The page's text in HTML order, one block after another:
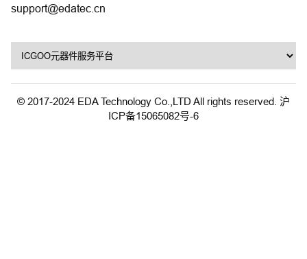
support@edatec.cn
© 2017-2024 EDA Technology Co.,LTD All rights reserved. 沪
ICP备15065082号-6